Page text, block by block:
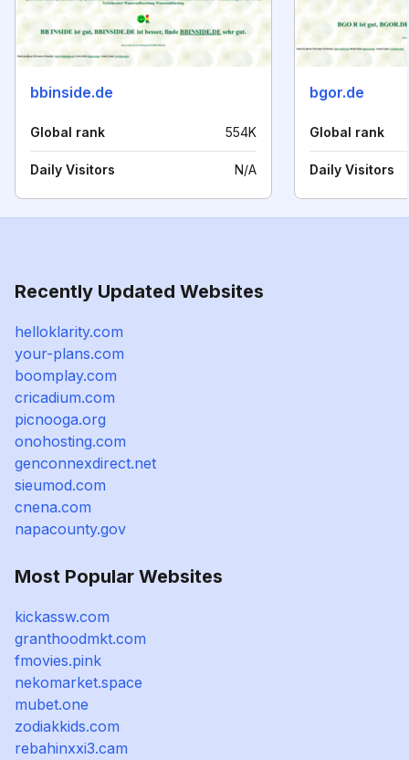
bbinside.de
Global rank 554K
Daily Visitors N/A
bgor.de
Global rank
Daily Visitors
Recently Updated Websites
helloklarity.com
your-plans.com
boomplay.com
cricadium.com
picnooga.org
onohosting.com
genconnexdirect.net
sieumod.com
cnena.com
napacounty.gov
Most Popular Websites
kickassw.com
granthoodmkt.com
fmovies.pink
nekomarket.space
mubet.one
zodiakkids.com
rebahinxxi3.cam